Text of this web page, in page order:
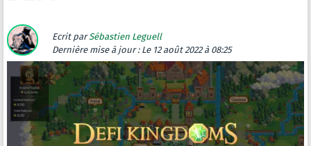
Ecrit parSébastien Leguell
Dernière mise à jour : Le 12 août 2022 à 08:25